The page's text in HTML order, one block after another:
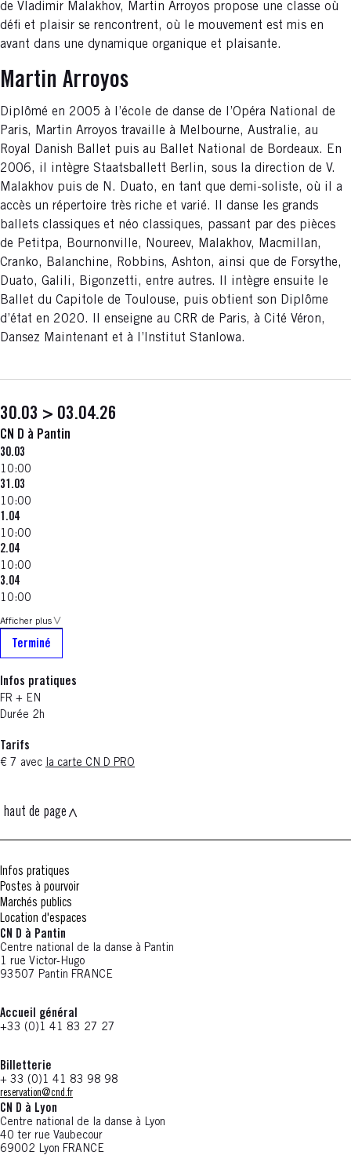
de Vladimir Malakhov, Martin Arroyos propose une classe où
défi et plaisir se rencontrent, où le mouvement est mis en
avant dans une dynamique organique et plaisante.
Martin Arroyos
Diplômé en 2005 à l’école de danse de l’Opéra National de
Paris, Martin Arroyos travaille à Melbourne, Australie, au
Royal Danish Ballet puis au Ballet National de Bordeaux. En
2006, il intègre Staatsballett Berlin, sous la direction de V.
Malakhov puis de N. Duato, en tant que demi-soliste, où il a
accès un répertoire très riche et varié. Il danse les grands
ballets classiques et néo classiques, passant par des pièces
de Petitpa, Bournonville, Noureev, Malakhov, Macmillan,
Cranko, Balanchine, Robbins, Ashton, ainsi que de Forsythe,
Duato, Galili, Bigonzetti, entre autres. Il intègre ensuite le
Ballet du Capitole de Toulouse, puis obtient son Diplôme
d’état en 2020. Il enseigne au CRR de Paris, à Cité Véron,
Dansez Maintenant et à l’Institut Stanlowa.
30.03 > 03.04.26
CN D à Pantin
30.03
10:00
31.03
10:00
1.04
10:00
2.04
10:00
3.04
10:00
Afficher plus
Terminé
Infos pratiques
FR + EN
Durée 2h
Tarifs
€ 7 avec la carte CN D PRO
haut de page
Infos pratiques
Postes à pourvoir
Marchés publics
Location d'espaces
CN D à Pantin
Centre national de la danse à Pantin
1 rue Victor-Hugo
93507 Pantin FRANCE
Accueil général
+33 (0)1 41 83 27 27
Billetterie
+ 33 (0)1 41 83 98 98
reservation@cnd.fr
CN D à Lyon
Centre national de la danse à Lyon
40 ter rue Vaubecour
69002 Lyon FRANCE